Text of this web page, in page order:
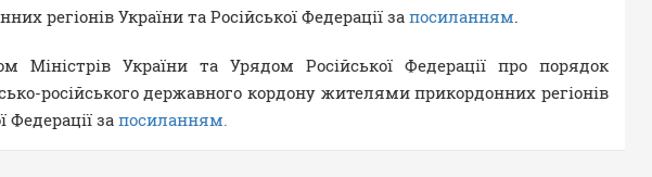
регіонів України та Російської Федерації за посиланням.
Міністрів України та Урядом Російської Федерації про порядок
російського державного кордону жителями прикордонних регіонів
Федерації за посиланням.